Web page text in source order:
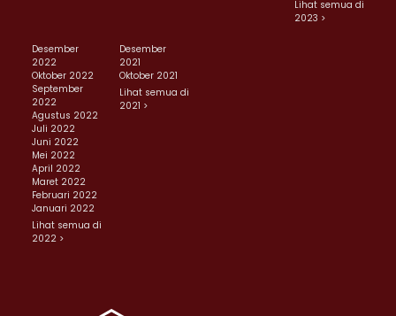
Lihat semua di
2023 >
Desember
2022
Oktober 2022
September
2022
Agustus 2022
Juli 2022
Juni 2022
Mei 2022
April 2022
Maret 2022
Februari 2022
Januari 2022
Lihat semua di
2022 >
Desember
2021
Oktober 2021
Lihat semua di
2021 >